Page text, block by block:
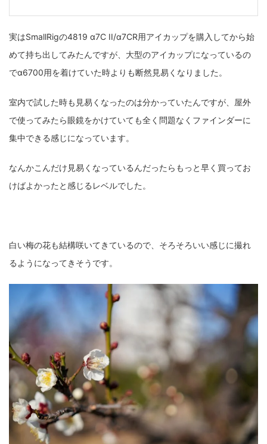
実はSmallRigの4819 α7C II/α7CR用アイカップを購入してから始
めて持ち出してみたんですが、大型のアイカップになっているの
でα6700用を着けていた時よりも断然見易くなりました。
室内で試した時も見易くなったのは分かっていたんですが、屋外
で使ってみたら眼鏡をかけていても全く問題なくファインダーに
集中できる感じになっています。
なんかこんだけ見易くなっているんだったらもっと早く買ってお
けばよかったと感じるレベルでした。
白い梅の花も結構咲いてきているので、そろそろいい感じに撮れ
るようになってきそうです。